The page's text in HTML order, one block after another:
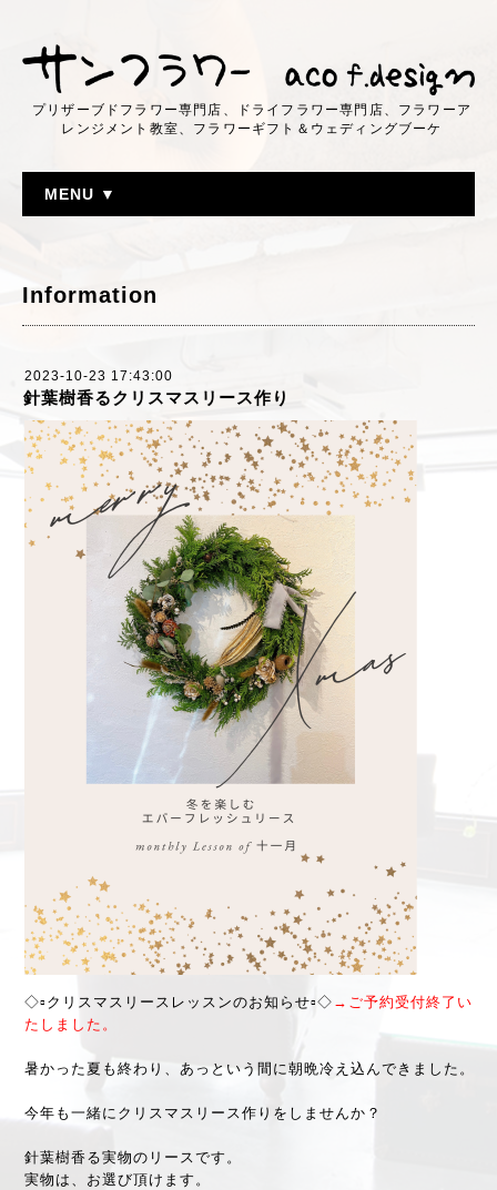
プリザーブドフラワー専門店、ドライフラワー専門店、フラワーア
レンジメント教室、フラワーギフト＆ウェディングブーケ
MENU ▼
Information
2023-10-23 17:43:00
針葉樹香るクリスマスリース作り
◇▫︎クリスマスリースレッスンのお知らせ▫︎◇ →ご予約受付終了い
たしました。
暑かった夏も終わり、あっという間に朝晩冷え込んできました。
今年も一緒にクリスマスリース作りをしませんか？
針葉樹香る実物のリースです。
実物は、お選び頂けます。